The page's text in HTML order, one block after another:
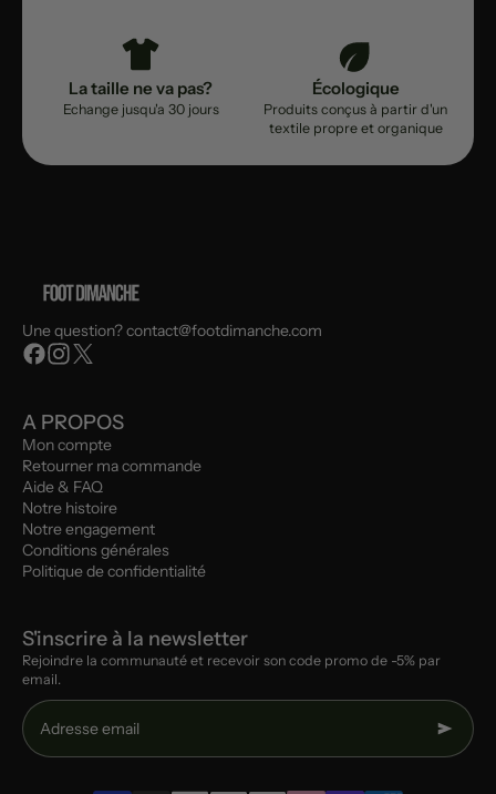
La taille ne va pas?
Echange jusqu'a 30 jours
Écologique
Produits conçus à partir d'un
textile propre et organique
Une question? contact@footdimanche.com
A PROPOS
Mon compte
Retourner ma commande
Aide & FAQ
Notre histoire
Notre engagement
Conditions générales
Politique de confidentialité
S'inscrire à la newsletter
Rejoindre la communauté et recevoir son code promo de -5% par
email.
Adresse email